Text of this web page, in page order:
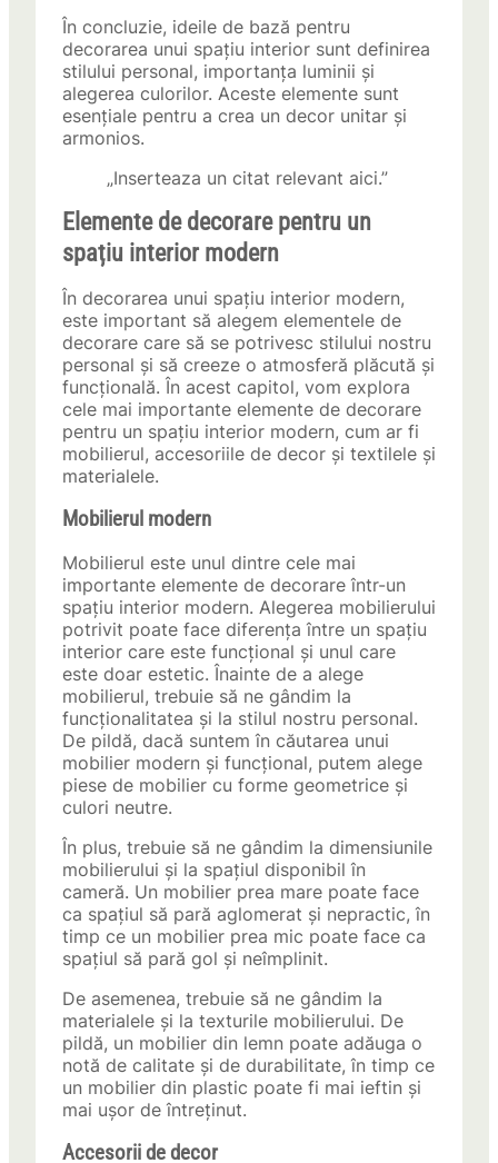
În concluzie, ideile de bază pentru
decorarea unui spațiu interior sunt definirea
stilului personal, importanța luminii și
alegerea culorilor. Aceste elemente sunt
esențiale pentru a crea un decor unitar și
armonios.
„Inserteaza un citat relevant aici.”
Elemente de decorare pentru un
spațiu interior modern
În decorarea unui spațiu interior modern,
este important să alegem elementele de
decorare care să se potrivesc stilului nostru
personal și să creeze o atmosferă plăcută și
funcțională. În acest capitol, vom explora
cele mai importante elemente de decorare
pentru un spațiu interior modern, cum ar fi
mobilierul, accesoriile de decor și textilele și
materialele.
Mobilierul modern
Mobilierul este unul dintre cele mai
importante elemente de decorare într-un
spațiu interior modern. Alegerea mobilierului
potrivit poate face diferența între un spațiu
interior care este funcțional și unul care
este doar estetic. Înainte de a alege
mobilierul, trebuie să ne gândim la
funcționalitatea și la stilul nostru personal.
De pildă, dacă suntem în căutarea unui
mobilier modern și funcțional, putem alege
piese de mobilier cu forme geometrice și
culori neutre.
În plus, trebuie să ne gândim la dimensiunile
mobilierului și la spațiul disponibil în
cameră. Un mobilier prea mare poate face
ca spațiul să pară aglomerat și nepractic, în
timp ce un mobilier prea mic poate face ca
spațiul să pară gol și neîmplinit.
De asemenea, trebuie să ne gândim la
materialele și la texturile mobilierului. De
pildă, un mobilier din lemn poate adăuga o
notă de calitate și de durabilitate, în timp ce
un mobilier din plastic poate fi mai ieftin și
mai ușor de întreținut.
Accesorii de decor